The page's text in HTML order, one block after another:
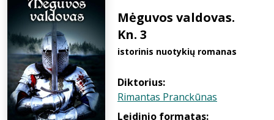
Mėguvos valdovas.
Kn. 3
istorinis nuotykių romanas
Diktorius:
Rimantas Pranckūnas
Leidinio formatas: